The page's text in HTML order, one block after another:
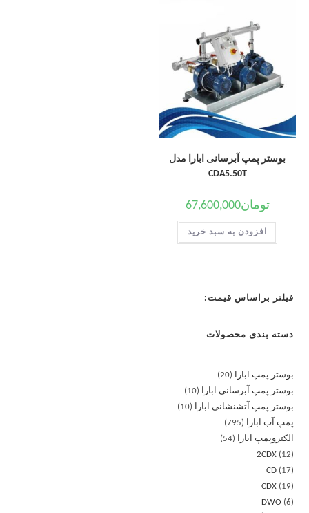
بوستر پمپ آبرسانی ابارا مدل
CDA5.50T
تومان67,600,000
افزودن به سبد خرید
فیلتر براساس قیمت:
دسته بندی محصولات
بوستر پمپ ابارا
20
بوستر پمپ آبرسانی ابارا
10
بوستر پمپ آتشنشانی ابارا
10
پمپ آب ابارا
795
الکتروپمپ ابارا
54
2CDX
12
CD
17
CDX
19
DWO
6